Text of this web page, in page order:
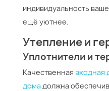
индивидуальность
ещё уютнее.
Утепление и
Уплотнители и
Качественная входная
дома должна